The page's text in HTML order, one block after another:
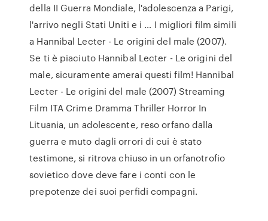
della II Guerra Mondiale, l'adolescenza a Parigi,
l'arrivo negli Stati Uniti e i … I migliori film simili
a Hannibal Lecter - Le origini del male (2007).
Se ti è piaciuto Hannibal Lecter - Le origini del
male, sicuramente amerai questi film! Hannibal
Lecter - Le origini del male (2007) Streaming
Film ITA Crime Dramma Thriller Horror In
Lituania, un adolescente, reso orfano dalla
guerra e muto dagli orrori di cui è stato
testimone, si ritrova chiuso in un orfanotrofio
sovietico dove deve fare i conti con le
prepotenze dei suoi perfidi compagni.